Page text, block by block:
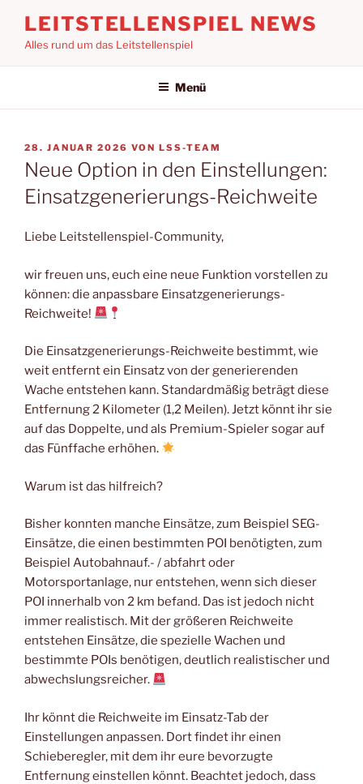
Inhalt
springen
LEITSTELLENSPIEL NEWS
Alles rund um das Leitstellenspiel
Menü
VERÖFFENTLICHT
AM
28. JANUAR 2026 VON LSS-TEAM
Neue Option in den Einstellungen:
Einsatzgenerierungs-Reichweite
Liebe Leitstellenspiel-Community,
wir freuen uns, euch eine neue Funktion vorstellen zu
können: die anpassbare Einsatzgenerierungs-
Reichweite!
Die Einsatzgenerierungs-Reichweite bestimmt, wie
weit entfernt ein Einsatz von der generierenden
Wache entstehen kann. Standardmäßig beträgt diese
Entfernung 2 Kilometer (1,2 Meilen). Jetzt könnt ihr sie
auf das Doppelte, und als Premium-Spieler sogar auf
das Fünffache erhöhen.
Warum ist das hilfreich?
Bisher konnten manche Einsätze, zum Beispiel SEG-
Einsätze, die einen bestimmten POI benötigten, zum
Beispiel Autobahnauf.- / abfahrt oder
Motorsportanlage, nur entstehen, wenn sich dieser
POI innerhalb von 2 km befand. Das ist jedoch nicht
immer realistisch. Mit der größeren Reichweite
entstehen Einsätze, die spezielle Wachen und
bestimmte POIs benötigen, deutlich realistischer und
abwechslungsreicher.
Ihr könnt die Reichweite im Einsatz-Tab der
Einstellungen anpassen. Dort findet ihr einen
Schieberegler, mit dem ihr eure bevorzugte
Entfernung einstellen könnt. Beachtet jedoch, dass